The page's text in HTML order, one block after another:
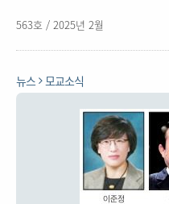
563호 / 2025년 2월
뉴스 모교소식